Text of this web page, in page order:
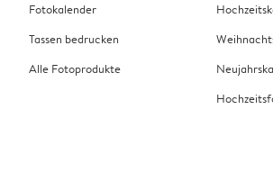
Fotokalender
Tassen bedrucken
Alle Fotoprodukte